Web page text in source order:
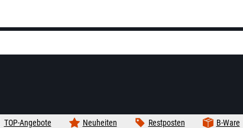
B-Ware
Restposten
Neuheiten
TOP-Angebote